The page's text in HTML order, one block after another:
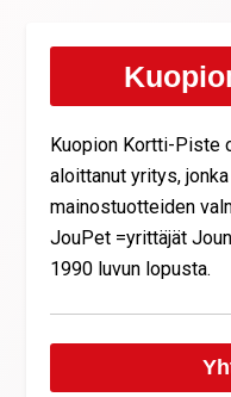
Kuopion Kortti-Piste
aloittanut yritys,
mainostuotteiden
JouPet =yrittäjät
1990 luvun lopusta.